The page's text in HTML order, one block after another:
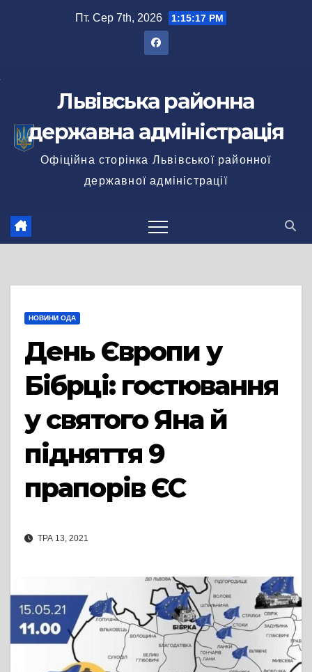
Пт. Сер 7th, 2026 1:15:18 PM
Львівська районна
державна адміністрація
Офіційна сторінка Львівської районної
державної адміністрації
НОВИНИ ОДА
День Європи у
Бібрці: гостювання
у святого Яна й
підняття 9
прапорів ЄС
ТРА 13, 2021